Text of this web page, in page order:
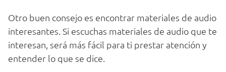
Otro buen consejo es encontrar materiales de audio
interesantes. Si escuchas materiales de audio que te
interesan, será más fácil para ti prestar atención y
entender lo que se dice.